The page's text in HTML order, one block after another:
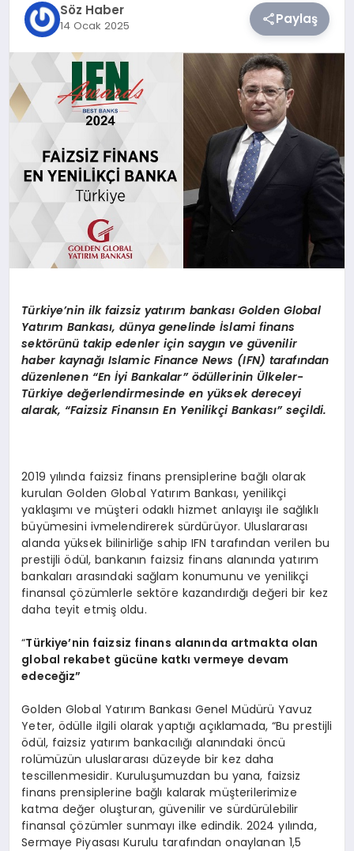
Söz Haber
14 Ocak 2025 Paylaş
Türkiye’nin ilk faizsiz yatırım bankası Golden Global
Yatırım Bankası, dünya genelinde İslami finans
sektörünü takip edenler için saygın ve güvenilir
haber kaynağı Islamic Finance News (IFN) tarafından
düzenlenen “En İyi Bankalar” ödüllerininÜlkeler-
Türkiye değerlendirmesinde en yüksek dereceyi
alarak, “Faizsiz Finansın En Yenilikçi Bankası” seçildi.
2019 yılında faizsiz finans prensiplerine bağlı olarak
kurulan Golden Global Yatırım Bankası, yenilikçi
yaklaşımı ve müşteri odaklı hizmet anlayışı ile sağlıklı
büyümesini ivmelendirerek sürdürüyor. Uluslararası
alanda yüksek bilinirliğe sahip IFN tarafından verilen bu
prestijli ödül, bankanın faizsiz finans alanında yatırım
bankaları arasındaki sağlam konumunu ve yenilikçi
finansal çözümlerle sektöre kazandırdığı değeri bir kez
daha teyit etmiş oldu.
“Türkiye’nin faizsiz finans alanında artmakta olan
global rekabet gücüne katkı vermeye devam
edeceğiz”
Golden Global Yatırım Bankası Genel Müdürü Yavuz
Yeter, ödülle ilgili olarak yaptığı açıklamada, “Bu prestijli
ödül, faizsiz yatırım bankacılığı alanındaki öncü
rolümüzün uluslararası düzeyde bir kez daha
tescillenmesidir. Kuruluşumuzdan bu yana, faizsiz
finans prensiplerine bağlı kalarak müşterilerimize
katma değer oluşturan, güvenilir ve sürdürülebilir
finansal çözümler sunmayı ilke edindik. 2024 yılında,
Sermaye Piyasası Kurulu tarafından onaylanan 1,5